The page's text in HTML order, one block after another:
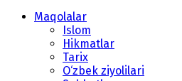
Maqolalar
Islom
Hikmatlar
Tarix
O‘zbek ziyolilari